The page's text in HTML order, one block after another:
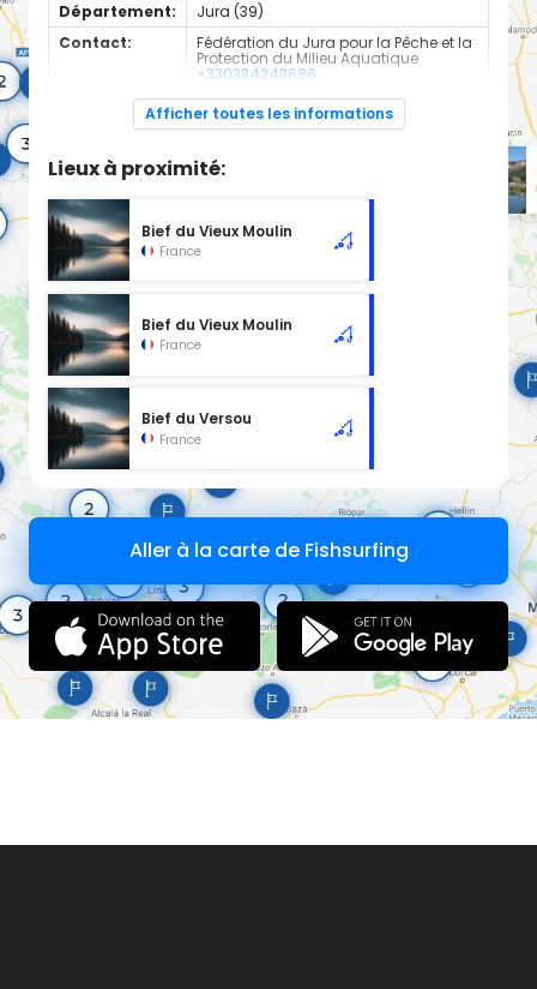
Département:
Jura (39)
Contact:
Fédération du Jura pour la Pêche et la
Protection du Milieu Aquatique
+330384248696
Espèces de
Truite Fario
catégorie piscicole à cet emplacement
Afficher toutes les informations
Lieux à proximité:
Bief du Vieux Moulin
France
Bief du Vieux Moulin
France
Bief du Versou
France
Aller à la carte de Fishsurfing